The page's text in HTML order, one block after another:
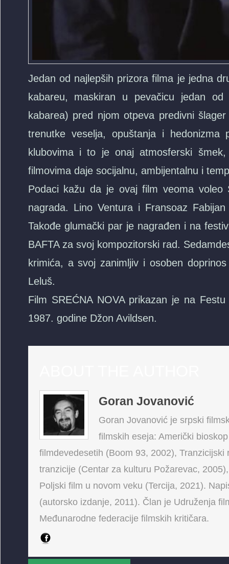
Jedan od najlepših prizora filma je jedna
kabareu, maskiran u pevačicu jedan
kabarea) pred njom otpeva predivni
trenutke veselja, opuštanja i hedonizma
klubovima i to je onaj atmosferski
filmovima daje socijalnu, ambijentalnu i
Podaci kažu da je ovaj film veoma voleo
nagrada. Lino Ventura i Fransoaz
Takođe glumački par je nagrađen i na
BAFTA za svoj kompozitorski rad.
krimića, a svoj zanimljiv i osoben
Leluš.
Film SREĆNA NOVA prikazan je na
1987. godine Džon Avildsen.
Goran Jovanović
Goran Jovanović je srpski
filmskih eseja: Američki
filmdevedesetih (Boom 93, 2002),
tranzicije (Centar za kulturu Požarevac,
Poljski film u novom veku (Tercija, 2021).
(autorsko izdanje, 2011). Član je Udruženja
Međunarodne federacije filmskih kritičara.